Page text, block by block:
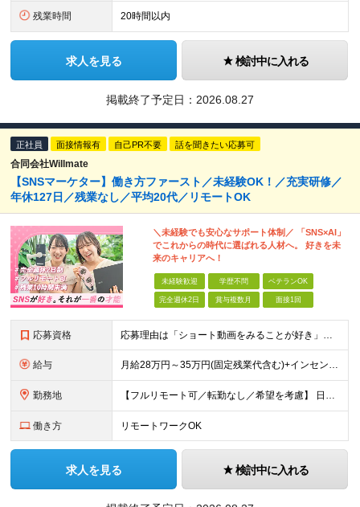
残業時間 20時間以内
求人を見る 検討中に入れる
掲載終了予定日： 2026.08.27
正社員 面接情報有 自己PR不要 話を聞きたい応募可
合同会社Willmate
【SNSマーケター】働き方ファースト／未経験OK！／充実研修／
年休127日／残業なし／平均20代／リモートOK
＼未経験でも安心なサポート体制／ 「SNS×AI」
でこれからの時代に選ばれる人材へ。 好きを未
来のキャリアへ！
未経験歓迎 学歴不問 ベテランOK
完全週休2日 賞与複数月 面接1回
応募資格 応募理由は「ショート動画をみることが好き」でOK！ #学歴不問 #未経験OK ★1つでも当てはまれば、マッチング率高め★ □ SNSや動画制作に興味がある方 □ アイデアを考えることが好きな方 □
給与 月給28万円～35万円(固定残業代含む)+インセンティブ＋各種手当 ※経験・能力等を考慮の上、決定します。 ※残業はほとんどありませんが、発生した場合は時間外手当を100％支給します。 【固定残業
勤務地 【フルリモート可／転勤なし／希望を考慮】 日本47都道府県、どこでも就業可能！ （東京・神奈川・埼玉・千葉・北海道・宮城・愛知・大阪・福岡・新潟など 各拠点近郊のプロジェクト先） 【Point】
働き方 リモートワークOK
求人を見る 検討中に入れる